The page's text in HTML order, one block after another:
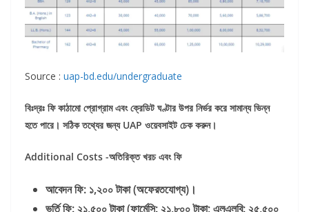
Source : uap-bd.edu/undergraduate
বিঃদ্রঃ ফিকাঠামোপ্রোগ্রামএবংক্রেডিটঘণ্টার উপর নির্ভর করে সামান্যভিন্ন
হতেপারে। সঠিকতথ্যের জন্য UAP ওয়েবসাইটচেককরুন।
Additional Costs -অতিরিক্তখরচএবংফি
আবেদনফি: ১,২০০টাকা (অফেরতযোগ্য) ।
ভর্তিফি:২১,৫০০টাকা (ফার্মেসি:২১,৮০০টাকা;এলএলবি:২৫,৫০০